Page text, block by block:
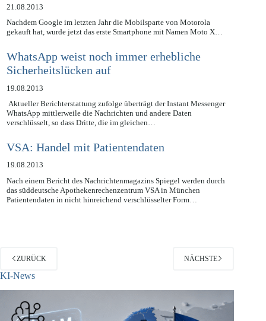
21.08.2013
Nachdem Google im letzten Jahr die Mobilsparte von Motorola
WhatsApp weist noch immer erhebliche
Sicherheitslücken auf
19.08.2013
Aktueller Berichterstattung zufolge überträgt der Instant Messenger
WhatsApp mittlerweile die Nachrichten und andere Daten
VSA: Handel mit Patientendaten
19.08.2013
Nach einem Bericht des Nachrichtenmagazins Spiegel werden durch
das süddeutsche Apothekenrechenzentrum VSA in München
ZURÜCK
KI-News